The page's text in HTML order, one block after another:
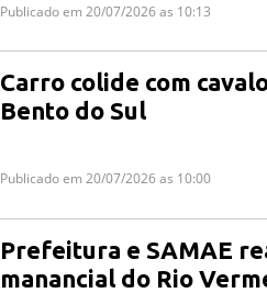
Publicado em 20/07/2026 as 10:13
Carro colide com
Bento do Sul
Publicado em 20/07/2026 as 10:00
Prefeitura e SAMAE
manancial do Rio